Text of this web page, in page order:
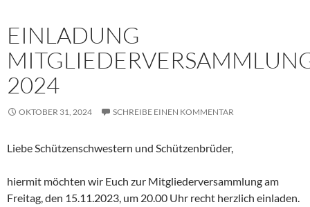
EINLADUNG
2024
OKTOBER 31, 2024 SCHREIBE EINEN KOMMENTAR
Liebe Schützenschwestern und Schützenbrüder,
hiermit möchten wir Euch zur Mitgliederversammlung am
Freitag, den 15.11.2023, um 20.00 Uhr recht herzlich einladen.